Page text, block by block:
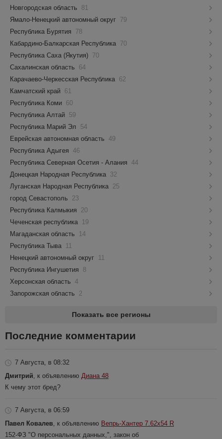
Новгородская область
81
Ямало-Ненецкий автономный округ 79
Республика Бурятия
78
Кабардино-Балкарская Республика 70
Республика Саха (Якутия) 70
Сахалинская область
64
Карачаево-Черкесская Республика 62
Камчатский край 61
Республика Коми 60
Республика Алтай 59
Республика Марий Эл
54
Еврейская автономная область 49
Республика Адыгея 46
Республика Северная Осетия - Алания 44
Донецкая Народная Республика 32
Луганская Народная Республика 25
город Севастополь
23
Республика Калмыкия
20
Чеченская республика 19
Магаданская область
14
Республика Тыва 11
Ненецкий автономный округ 11
Республика Ингушетия
8
Херсонская область 4
Запорожская область
2
Показать все регионы
Последние комментарии
7 Августа, в 08:32
Дмитрий , к объявлению Диана 48
К чему этот бред?
7 Августа, в 06:59
Павел Ковалев , к объявлению Вепрь-Хантер 7.62х54 R
152-ФЗ "О персональных данных,", закон об